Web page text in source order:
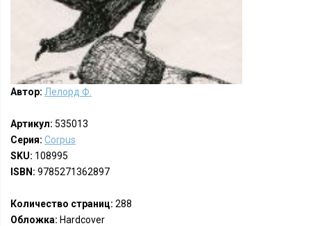
Автор: Лелорд Ф.
Артикул: 535013
Серия: Corpus
SKU: 108995
ISBN: 9785271362897
Количество страниц: 288
Обложка: Hardcover